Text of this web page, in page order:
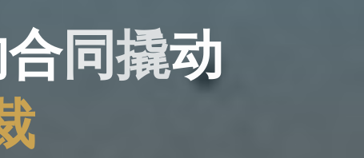
合同撬动